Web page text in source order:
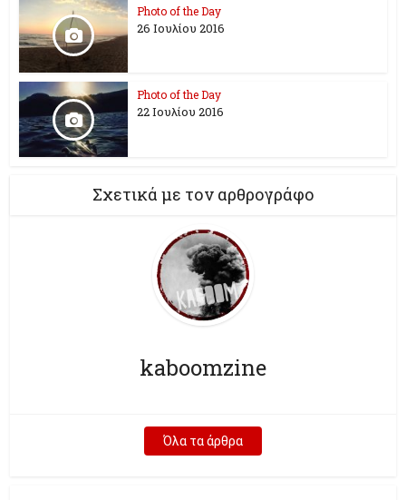
Photo of the Day
26 Ioυλίου 2016
Photo of the Day
22 Ιουλίου 2016
Σχετικά με τον αρθρογράφο
kaboomzine
Όλα τα άρθρα